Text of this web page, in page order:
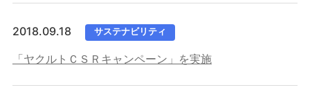
2018.09.18 サステナビリティ
「ヤクルトＣＳＲキャンペーン」を実施